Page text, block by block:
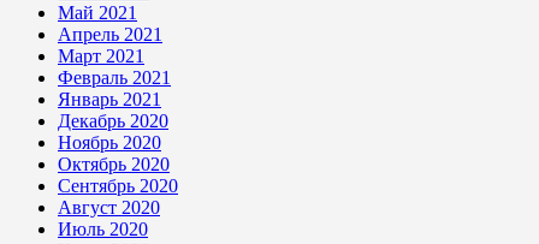
Май 2021
Апрель 2021
Март 2021
Февраль 2021
Январь 2021
Декабрь 2020
Ноябрь 2020
Октябрь 2020
Сентябрь 2020
Август 2020
Июль 2020